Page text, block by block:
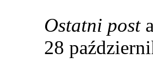
Ostatni post
28